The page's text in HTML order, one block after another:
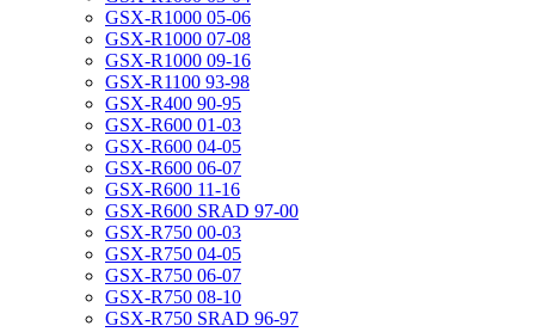
GSX-R1000 05-06
GSX-R1000 07-08
GSX-R1000 09-16
GSX-R1100 93-98
GSX-R400 90-95
GSX-R600 01-03
GSX-R600 04-05
GSX-R600 06-07
GSX-R600 11-16
GSX-R600 SRAD 97-00
GSX-R750 00-03
GSX-R750 04-05
GSX-R750 06-07
GSX-R750 08-10
GSX-R750 SRAD 96-97